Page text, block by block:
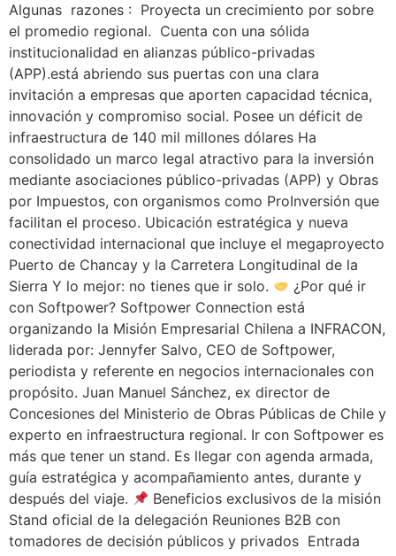
Algunas razones : Proyecta un crecimiento por sobre
el promedio regional. Cuenta con una sólida
institucionalidad en alianzas público-privadas
(APP).está abriendo sus puertas con una clara
invitación a empresas que aporten capacidad técnica,
innovación y compromiso social. Posee un déficit de
infraestructura de 140 mil millones dólares Ha
consolidado un marco legal atractivo para la inversión
mediante asociaciones público-privadas (APP) y Obras
por Impuestos, con organismos como ProInversión que
facilitan el proceso. Ubicación estratégica y nueva
conectividad internacional que incluye el megaproyecto
Puerto de Chancay y la Carretera Longitudinal de la
Sierra Y lo mejor: no tienes que ir solo.
¿Por qué ir
con Softpower? Softpower Connection está
organizando la Misión Empresarial Chilena a INFRACON,
liderada por: Jennyfer Salvo, CEO de Softpower,
periodista y referente en negocios internacionales con
propósito. Juan Manuel Sánchez, ex director de
Concesiones del Ministerio de Obras Públicas de Chile y
experto en infraestructura regional. Ir con Softpower es
más que tener un stand. Es llegar con agenda armada,
guía estratégica y acompañamiento antes, durante y
después del viaje.
Beneficios exclusivos de la misión
Stand oficial de la delegación Reuniones B2B con
tomadores de decisión públicos y privados Entrada